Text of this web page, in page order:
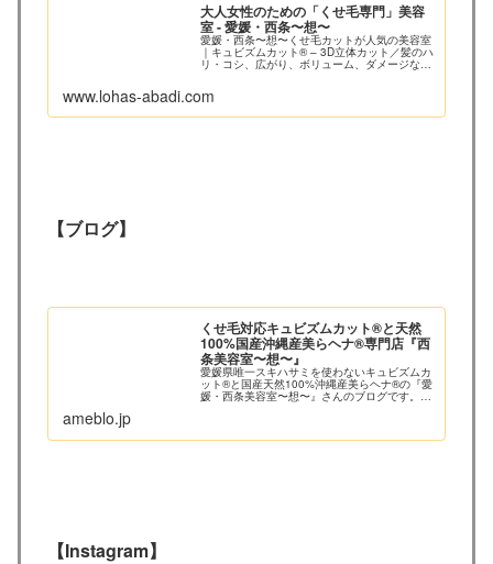
大人女性のための「くせ毛専門」美容
室 - 愛媛・西条〜想〜
愛媛・西条〜想〜くせ毛カットが人気の美容室
｜キュビズムカット® – 3D立体カット／髪のハ
リ・コシ、広がり、ボリューム、ダメージなど
www.lohas-abadi.com
【ブログ】
くせ毛対応キュビズムカット®︎と天然
100%国産沖縄産美らヘナ®︎専門店『西
条美容室〜想〜』
愛媛県唯一スキハサミを使わないキュビズムカ
ット®︎と国産天然100%沖縄産美らヘナ®︎の『愛
媛・西条美容室〜想〜』さんのブログです。最
ameblo.jp
【Instagram】